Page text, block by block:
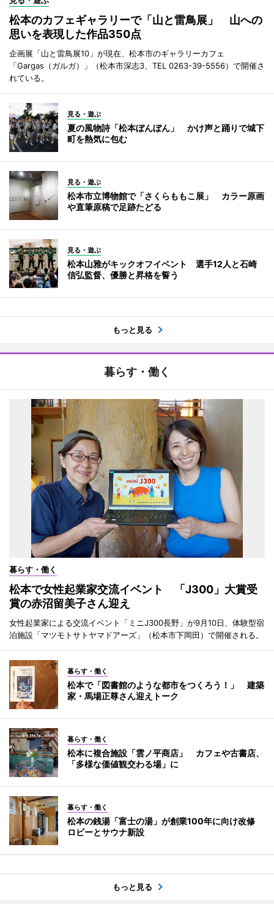
松本のカフェギャラリーで「山と雷鳥展」 山への
思いを表現した作品350点
企画展「山と雷鳥展10」が現在、松本市のギャラリーカフェ
「Gargas（ガルガ）」（松本市深志3、TEL 0263-39-5556）で開催さ
れている。
見る・遊ぶ
夏の風物詩「松本ぼんぼん」 かけ声と踊りで城下
町を熱気に包む
見る・遊ぶ
松本市立博物館で「さくらももこ展」 カラー原画
や直筆原稿で足跡たどる
見る・遊ぶ
松本山雅がキックオフイベント 選手12人と石崎
信弘監督、優勝と昇格を誓う
もっと見る
暮らす・働く
暮らす・働く
松本で女性起業家交流イベント 「J300」大賞受
賞の赤沼留美子さん迎え
女性起業家による交流イベント「ミニJ300長野」が9月10日、体験型宿
泊施設「マツモトサトヤマドアーズ」（松本市下岡田）で開催される。
暮らす・働く
松本で「図書館のような都市をつくろう！」 建築
家・馬場正尊さん迎えトーク
暮らす・働く
松本に複合施設「雲ノ平商店」 カフェや古書店、
「多様な価値観交わる場」に
暮らす・働く
松本の銭湯「富士の湯」が創業100年に向け改修
ロビーとサウナ新設
もっと見る